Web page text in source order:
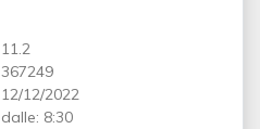
11.2
367249
12/12/2022
dalle: 8:30